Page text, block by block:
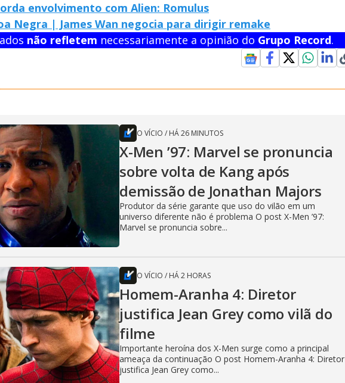
envolvimento com Alien: Romulus
Negra | James Wan negocia para dirigir remake
não refletem necessariamente a opinião do Grupo Record.
O VÍCIO / HÁ 26 MINUTOS
X-Men ’97: Marvel se pronuncia
sobre volta de Kang após
demissão de Jonathan Majors
Produtor da série garante que uso do vilão em um
universo diferente não é problema O post X-Men ’97:
Marvel se pronuncia sobre...
O VÍCIO / HÁ 2 HORAS
Homem-Aranha 4: Diretor
justifica Jean Grey como vilã do
filme
Importante heroína dos X-Men surge como a principal
ameaça da continuação O post Homem-Aranha 4: Diretor
justifica Jean Grey como...